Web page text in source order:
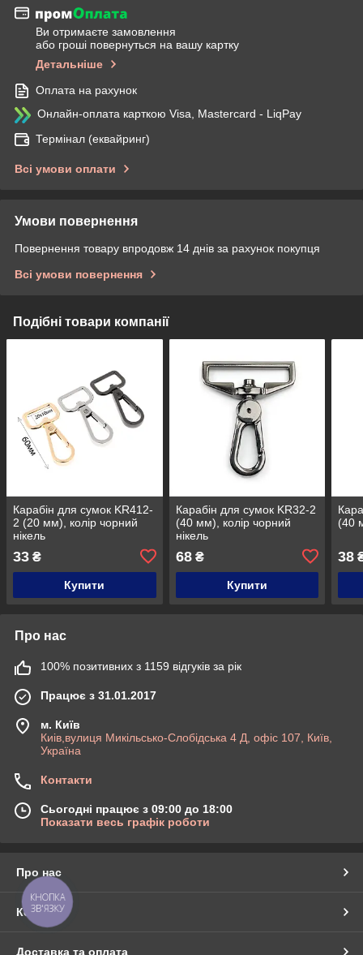
Ви отримаєте замовлення
або гроші повернуться на вашу картку
Детальніше
Оплата на рахунок
Онлайн-оплата карткою Visa, Mastercard - LiqPay
Термінал (еквайринг)
Всі умови оплати
Умови повернення
Повернення товару впродовж 14 днів за рахунок покупця
Всі умови повернення
Подібні товари компанії
Карабін для сумок KR412-
2 (20 мм), колір чорний
нікель
33 ₴
Купити
Карабін для сумок KR32-2
(40 мм), колір чорний
нікель
68₴
Купити
(40
38
Про нас
100% позитивних з 1159 відгуків за рік
Працює з 31.01.2017
м. Київ
Киів,вулиця Микільсько-Слобідська 4 Д, офіс 107, Київ,
Україна
Контакти
Сьогодні працює з 09:00 до 18:00
Показати весь графік роботи
Про нас
Контакти
Доставка та оплата
КНОПКА
ЗВ'ЯЗКУ